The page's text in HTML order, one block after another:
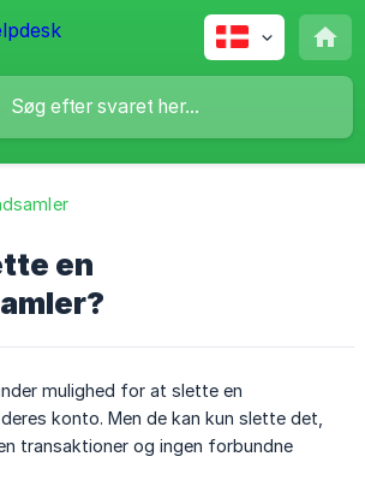
en
mulighed for at slette en
konto. Men de kan kun slette det,
transaktioner og ingen forbundne